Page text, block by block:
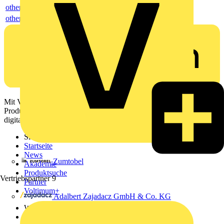
Zumtobel
Vertriebspartner 9
Adalbert Zajadacz GmbH & Co. KG
others
others
Mit Voltimum erhalten Elektrofachkräfte Zugang zu Branchennews,
Produktinformationen, Schulungen und Tools – alles auf einer
digitalen Plattform und Community.
Sitemap
Startseite
News
Akademie
Produktsuche
Partner
Voltimum+
Weitere Links